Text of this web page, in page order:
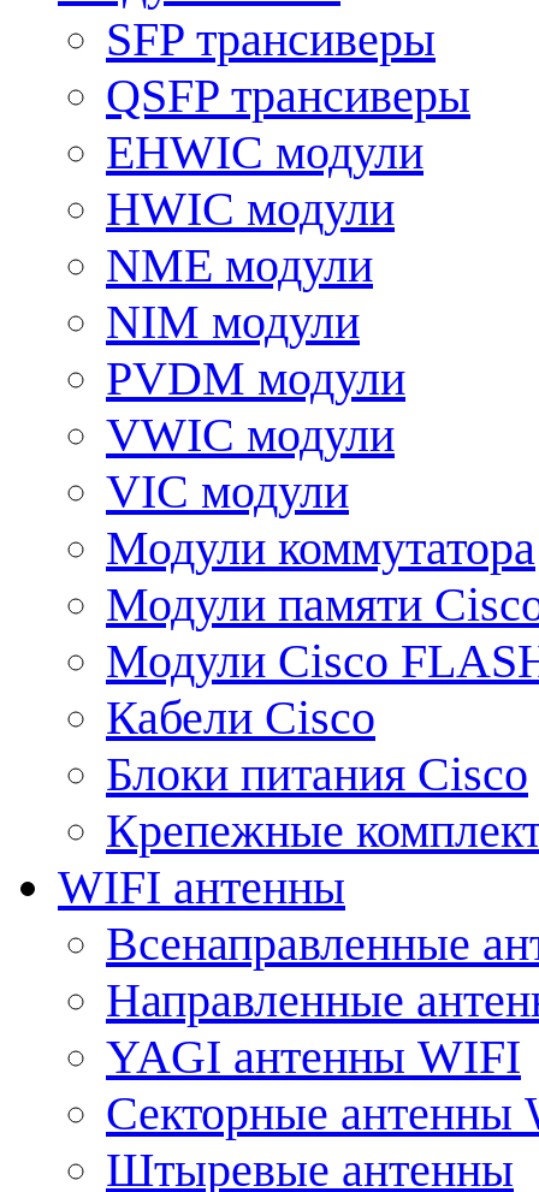
SFP трансиверы
QSFP трансиверы
EHWIC модули
HWIC модули
NME модули
NIM модули
PVDM модули
VWIC модули
VIC модули
Модули коммутатора
Модули памяти
Модули Cisco
Кабели Cisco
Блоки питания Cisco
Крепежные
WIFI антенны
Всенаправленные
Направленные
YAGI антенны WIFI
Секторные антенны
Штыревые антенны